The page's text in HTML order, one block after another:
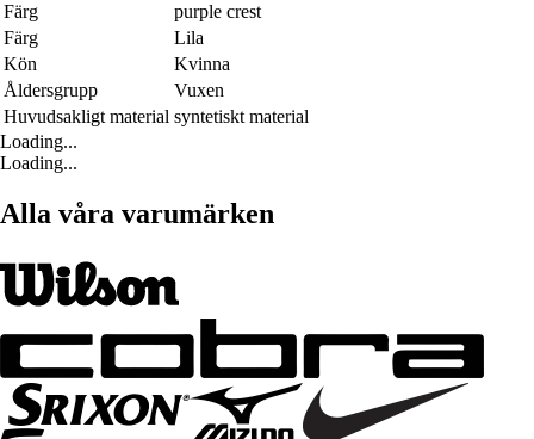
Färg
purple crest
Färg
Lila
Kön
Kvinna
Åldersgrupp
Vuxen
Huvudsakligt material syntetiskt material
Loading...
Loading...
Alla våra varumärken